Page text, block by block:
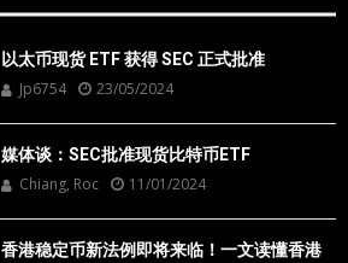
以太币现货 ETF 获得 SEC 正式批准
Jp6754 23/05/2024
媒体谈：SEC批准现货比特币ETF
Chiang, Roc 11/01/2024
香港稳定币新法例即将来临！一文读懂香港